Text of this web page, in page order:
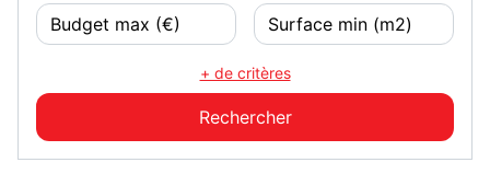
+ de critères